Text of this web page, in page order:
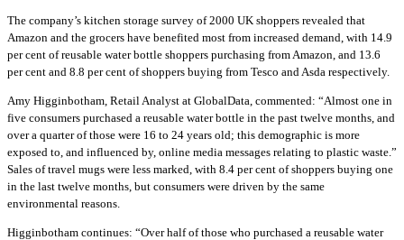
The company’s kitchen storage survey of 2000 UK shoppers revealed that
Amazon and the grocers have benefited most from increased demand, with 14.9
per cent of reusable water bottle shoppers purchasing from Amazon, and 13.6
per cent and 8.8 per cent of shoppers buying from Tesco and Asda respectively.
Amy Higginbotham, Retail Analyst at GlobalData, commented: “Almost one in
five consumers purchased a reusable water bottle in the past twelve months, and
over a quarter of those were 16 to 24 years old; this demographic is more
exposed to, and influenced by, online media messages relating to plastic waste.”
Sales of travel mugs were less marked, with 8.4 per cent of shoppers buying one
in the last twelve months, but consumers were driven by the same
environmental reasons.
Higginbotham continues: “Over half of those who purchased a reusable water